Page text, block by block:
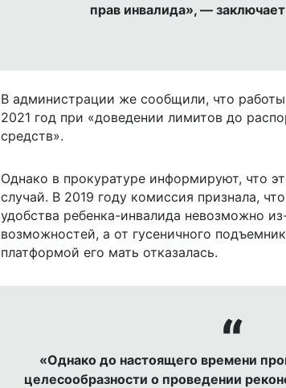
прав инвалида», —
В администрации же сообщили, что
2021 год при «доведении лимитов до
средств».
Однако в прокуратуре информируют, что
случай. В 2019 году комиссия признала,
удобства ребенка-инвалида невозможно
возможностей, а от гусеничного
платформой его мать отказалась.
«Однако до настоящего времени
целесообразности о проведении